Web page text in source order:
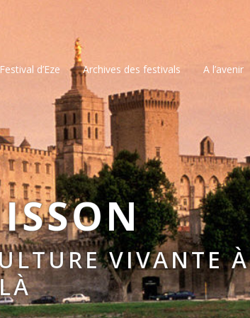
Festival d’Eze Archives des festivals A l’avenir
VIVANTE À